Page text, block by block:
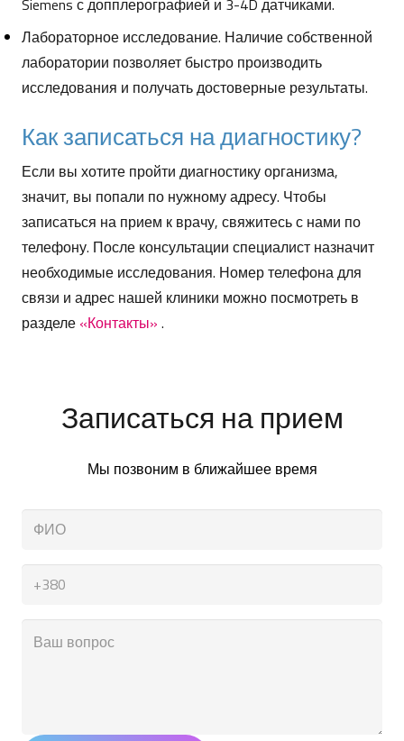
Siemens с допплерографией и 3-4D датчиками.
Лабораторное исследование. Наличие собственной
лаборатории позволяет быстро производить
исследования и получать достоверные результаты.
Как записаться на диагностику?
Если вы хотите пройти диагностику организма,
значит, вы попали по нужному адресу. Чтобы
записаться на прием к врачу, свяжитесь с нами по
телефону. После консультации специалист назначит
необходимые исследования. Номер телефона для
связи и адрес нашей клиники можно посмотреть в
разделе «Контакты» .
Записаться на прием
Мы позвоним в ближайшее время